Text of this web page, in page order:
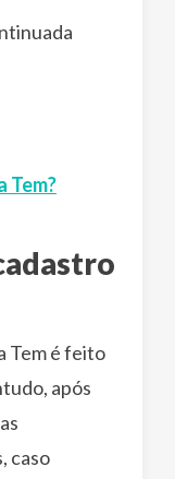
Tem?
Tem é feito
após
caso